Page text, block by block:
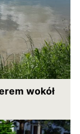
wokół